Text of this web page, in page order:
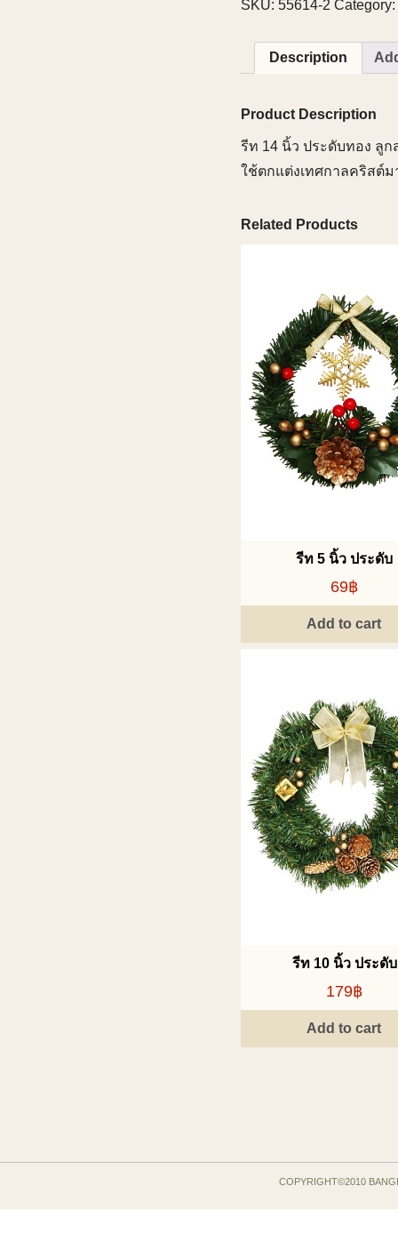
SKU: 55614-2 Category:
Description
Product Description
รีท 14 นิ้ว ประดับทอง ลู
ใช้ตกแต่งเทศกาลคริสต์ม
Related Products
รีท 5 นิ้ว ประดับ
69฿
Add to cart
รีท 10 นิ้ว ประดับ
179฿
Add to cart
COPYRIGHT©2010